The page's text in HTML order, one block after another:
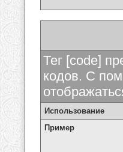
Тег [code]
кодов. С
Использование
Пример